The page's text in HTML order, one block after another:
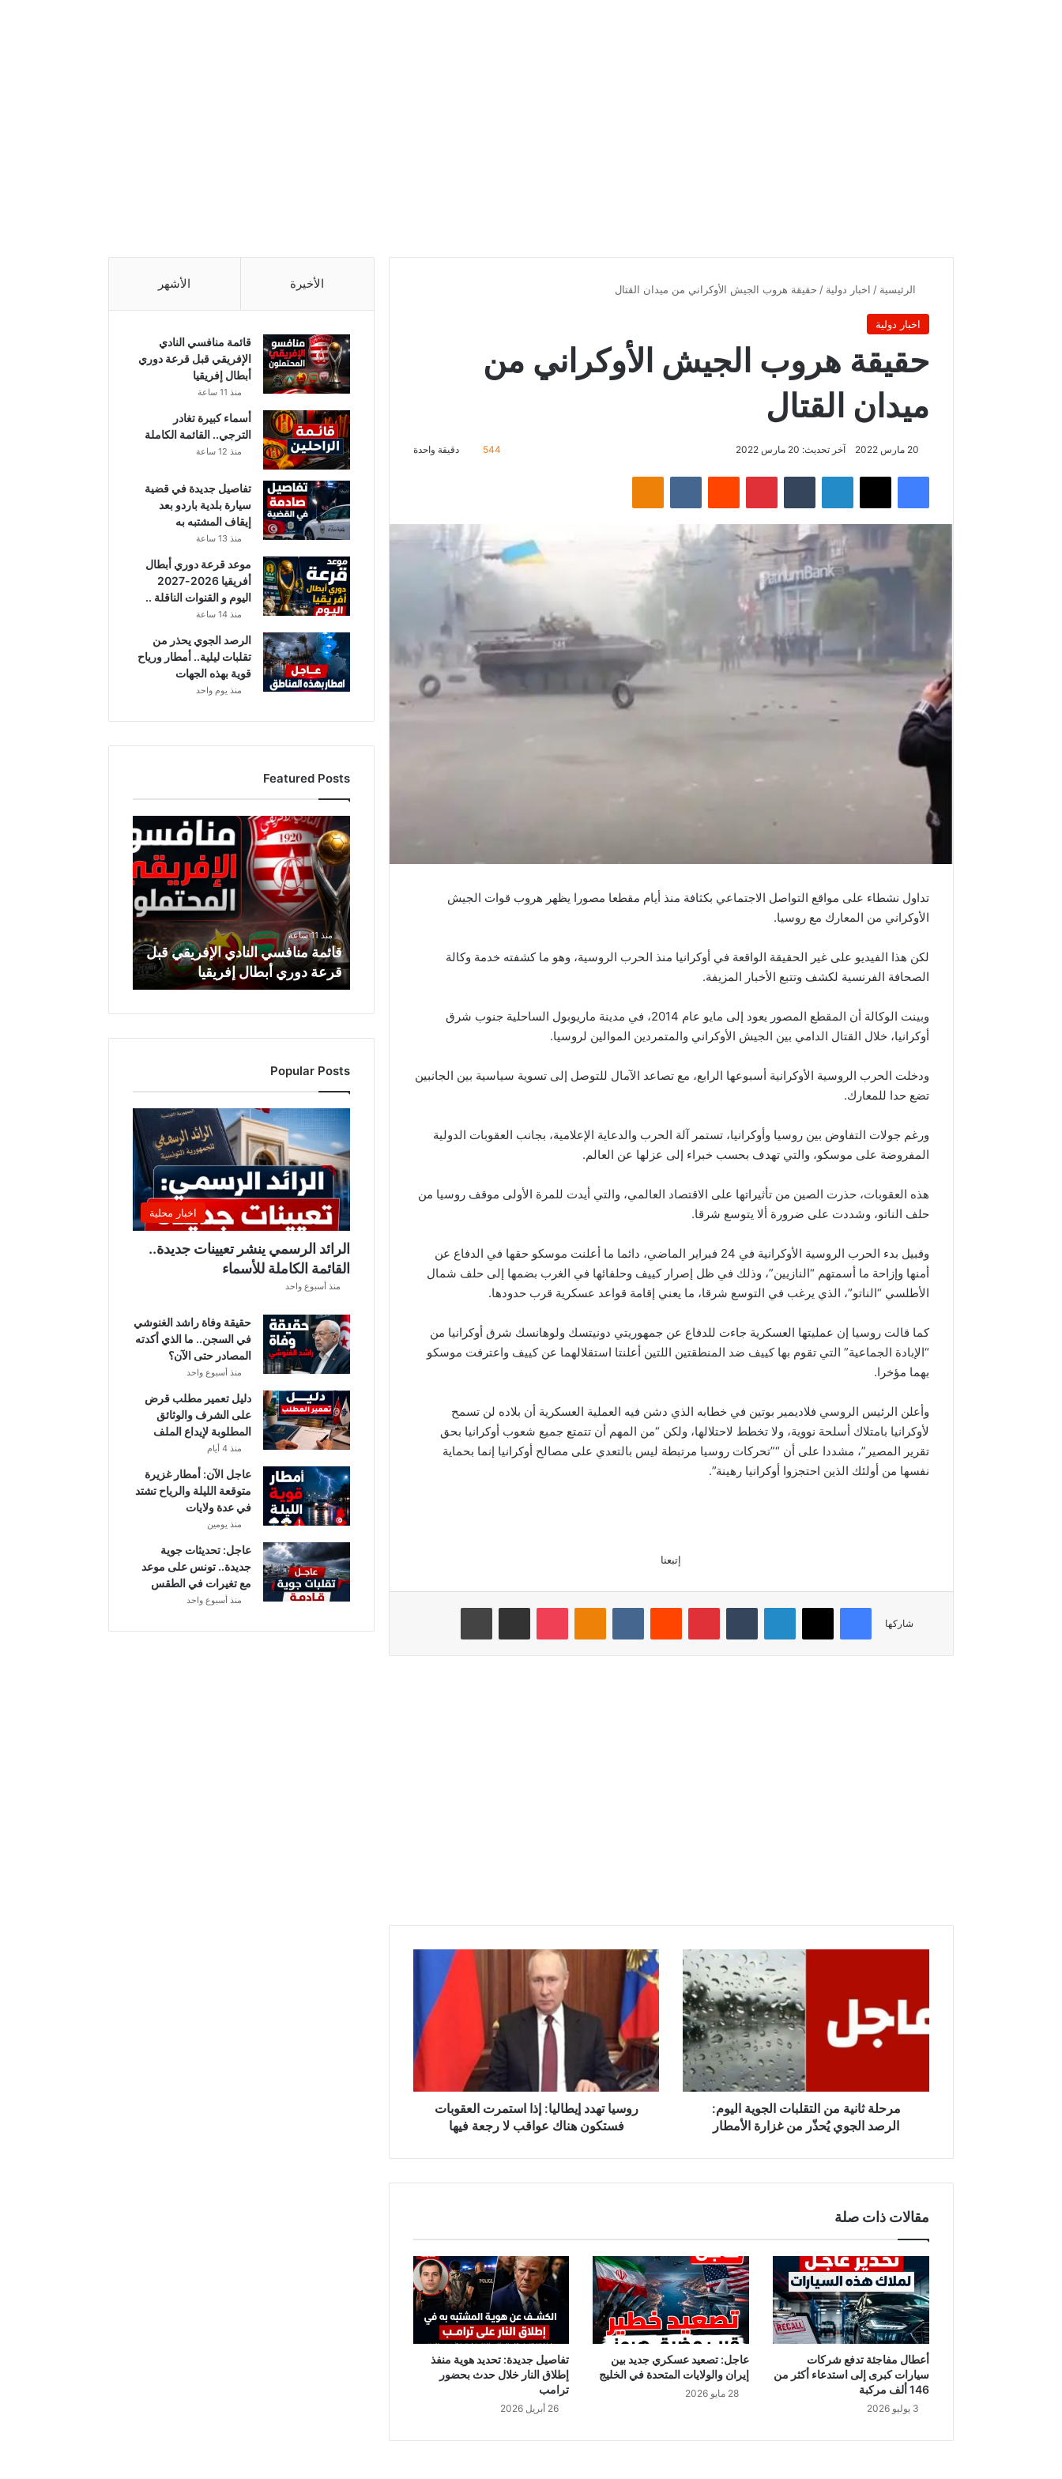
الرئيسية / اخبار دولية / حقيقة هروب الجيش الأوكراني من ميدان القتال
اخبار دولية
حقيقة هروب الجيش الأوكراني من
ميدان القتال
20 مارس 2022 آخر تحديث: 20 مارس 2022 544 دقيقة واحدة
فيسبوك ‫X لينكدإن بينتيريست Odnoklassniki
تداول نشطاء على مواقع التواصل الاجتماعي بكثافة منذ أيام مقطعا مصورا يظهر هروب قوات الجيش
الأوكراني من المعارك مع روسيا.
لكن هذا الفيديو على غير الحقيقة الواقعة في أوكرانيا منذ الحرب الروسية، وهو ما كشفته خدمة وكالة
الصحافة الفرنسية لكشف وتتبع الأخبار المزيفة.
وبينت الوكالة أن المقطع المصور يعود إلى مايو عام 2014، في مدينة ماريوبول الساحلية جنوب شرق
أوكرانيا، خلال القتال الدامي بين الجيش الأوكراني والمتمردين الموالين لروسيا.
ودخلت الحرب الروسية الأوكرانية أسبوعها الرابع، مع تصاعد الآمال للتوصل إلى تسوية سياسية بين الجانبين
تضع حدا للمعارك.
ورغم جولات التفاوض بين روسيا وأوكرانيا، تستمر آلة الحرب والدعاية الإعلامية، بجانب العقوبات الدولية
المفروضة على موسكو، والتي تهدف بحسب خبراء إلى عزلها عن العالم.
هذه العقوبات، حذرت الصين من تأثيراتها على الاقتصاد العالمي، والتي أيدت للمرة الأولى موقف روسيا من
حلف الناتو، وشددت على ضرورة ألا يتوسع شرقا.
وقبيل بدء الحرب الروسية الأوكرانية في 24 فبراير الماضي، دائما ما أعلنت موسكو حقها في الدفاع عن
أمنها وإزاحة ما أسمتهم “النازيين”، وذلك في ظل إصرار كييف وحلفائها في الغرب بضمها إلى حلف شمال
الأطلسي “الناتو”، الذي يرغب في التوسع شرقا، ما يعني إقامة قواعد عسكرية قرب حدودها.
كما قالت روسيا إن عمليتها العسكرية جاءت للدفاع عن جمهوريتي دونيتسك ولوهانسك شرق أوكرانيا من
“الإبادة الجماعية” التي تقوم بها كييف ضد المنطقتين اللتين أعلنتا استقلالهما عن كييف واعترفت موسكو
بهما مؤخرا.
وأعلن الرئيس الروسي فلاديمير بوتين في خطابه الذي دشن فيه العملية العسكرية أن بلاده لن تسمح
لأوكرانيا بامتلاك أسلحة نووية، ولا تخطط لاحتلالها، ولكن “من المهم أن تتمتع جميع شعوب أوكرانيا بحق
تقرير المصير”، مشددا على أن “”تحركات روسيا مرتبطة ليس بالتعدي على مصالح أوكرانيا إنما بحماية
نفسها من أولئك الذين احتجزوا أوكرانيا رهينة”.
إتبعنا
شاركها
فيسبوك ‫X لينكدإن بينتيريست Odnoklassniki
‫Pocket مشاركة عبر البريد طباعة
التقلبات
الجوية
اليوم:
يُحذّر
مرحلة ثانية من التقلبات الجوية اليوم:
الرصد الجوي يُحذّر من غزارة الأمطار
روسيا
تهدد
إيطاليا:
استمرت
العقوبات
فستكون
هناك
عواقب
روسيا تهدد إيطاليا: إذا استمرت العقوبات
فستكون هناك عواقب لا رجعة فيها
مقالات ذات صلة
أعطال مفاجئة تدفع شركات
سيارات كبرى إلى استدعاء أكثر من
146 ألف مركبة
3 يوليو 2026
عاجل: تصعيد عسكري جديد بين
إيران والولايات المتحدة في الخليج
28 مايو 2026
تفاصيل جديدة: تحديد هوية منفذ
إطلاق النار خلال حدث بحضور
ترامب
26 أبريل 2026
الأخيرة الأشهر
قائمة منافسي النادي
الإفريقي قبل قرعة دوري
أبطال إفريقيا
منذ 11 ساعة
أسماء كبيرة تغادر
الترجي.. القائمة الكاملة
منذ 12 ساعة
تفاصيل جديدة في قضية
سيارة بلدية باردو بعد
إيقاف المشتبه به
منذ 13 ساعة
موعد قرعة دوري أبطال
أفريقيا 2026-2027
اليوم و القنوات الناقلة ..
منذ 14 ساعة
الرصد الجوي يحذر من
تقلبات ليلية.. أمطار ورياح
قوية بهذه الجهات
منذ يوم واحد
Featured Posts
قائمة
منافسي
النادي
الإفريقي
قبل
قرعة
دوري
أبطال
إفريقيا
منذ 11 ساعة
قائمة منافسي النادي الإفريقي قبل
قرعة دوري أبطال إفريقيا
Popular Posts
اخبار محلية
الرائد الرسمي ينشر تعيينات جديدة..
القائمة الكاملة للأسماء
منذ أسبوع واحد
حقيقة وفاة راشد الغنوشي
في السجن.. ما الذي أكدته
المصادر حتى الآن؟
منذ أسبوع واحد
دليل تعمير مطلب قرض
على الشرف والوثائق
المطلوبة لإيداع الملف
منذ 4 أيام
عاجل الآن: أمطار غزيرة
متوقعة الليلة والرياح تشتد
في عدة ولايات
منذ يومين
عاجل: تحديثات جوية
جديدة.. تونس على موعد
مع تغيرات في الطقس
منذ أسبوع واحد